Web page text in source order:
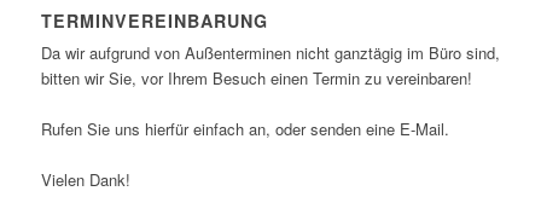
TERMINVEREINBARUNG
Da wir aufgrund von Außenterminen nicht ganztägig im Büro sind,
bitten wir Sie, vor Ihrem Besuch einen Termin zu vereinbaren!
Rufen Sie uns hierfür einfach an, oder senden eine E-Mail.
Vielen Dank!